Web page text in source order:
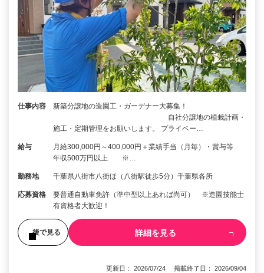
仕事内容
新築分譲地の造園工・ガーデナー大募集！
自社分譲地の植栽計画・
施工・定期管理をお願いします。 プライベー…
給与
月給300,000円～400,000円＋業績手当（月毎）・賞与等
年収500万円以上 ※…
勤務地 千葉県八街市八街ほ（八街駅徒歩5分）千葉県各所
応募資格
要普通自動車免許（準中型以上あれば尚可） ※造園技能士
有資格者大歓迎！
後で見る 詳細を見る
更新日： 2026/07/24 掲載終了日： 2026/09/04